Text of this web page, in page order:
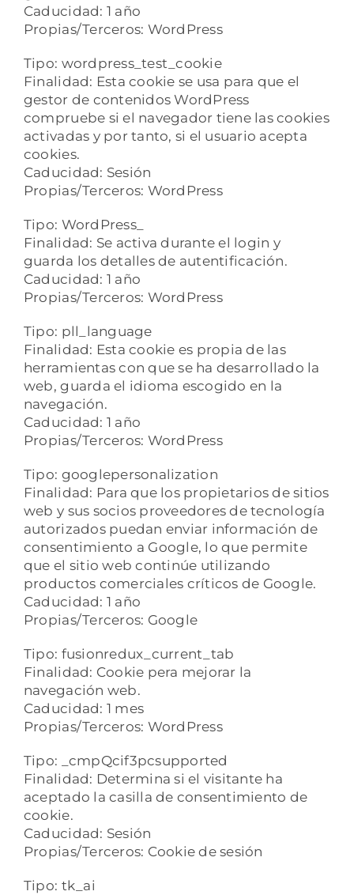
Caducidad: 1 año
Propias/Terceros: WordPress
Tipo: wordpress_test_cookie
Finalidad: Esta cookie se usa para que el
gestor de contenidos WordPress
compruebe si el navegador tiene las cookies
activadas y por tanto, si el usuario acepta
cookies.
Caducidad: Sesión
Propias/Terceros: WordPress
Tipo: WordPress_
Finalidad: Se activa durante el login y
guarda los detalles de autentificación.
Caducidad: 1 año
Propias/Terceros: WordPress
Tipo: pll_language
Finalidad: Esta cookie es propia de las
herramientas con que se ha desarrollado la
web, guarda el idioma escogido en la
navegación.
Caducidad: 1 año
Propias/Terceros: WordPress
Tipo: googlepersonalization
Finalidad: Para que los propietarios de sitios
web y sus socios proveedores de tecnología
autorizados puedan enviar información de
consentimiento a Google, lo que permite
que el sitio web continúe utilizando
productos comerciales críticos de Google.
Caducidad: 1 año
Propias/Terceros: Google
Tipo: fusionredux_current_tab
Finalidad: Cookie pera mejorar la
navegación web.
Caducidad: 1 mes
Propias/Terceros: WordPress
Tipo: _cmpQcif3pcsupported
Finalidad: Determina si el visitante ha
aceptado la casilla de consentimiento de
cookie.
Caducidad: Sesión
Propias/Terceros: Cookie de sesión
Tipo: tk_ai